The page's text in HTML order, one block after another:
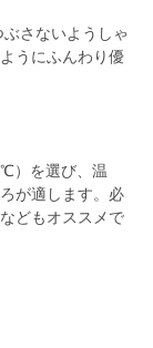
さないようしゃ
うにふんわり優
）を選び、温
が適します。必
どもオススメで